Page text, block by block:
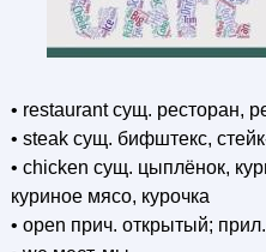
• restaurant сущ. ресторан,
• steak сущ. бифштекс,
• chicken сущ. цыплёнок,
куриное мясо, курочка
• open прич. открытый;